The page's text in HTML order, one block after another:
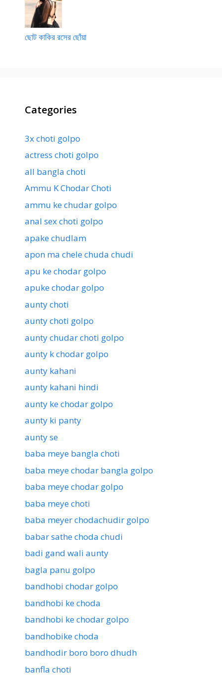
ছোট কাকির রসের ছোঁয়া
Categories
3x choti golpo
actress choti golpo
all bangla choti
Ammu K Chodar Choti
ammu ke chudar golpo
anal sex choti golpo
apake chudlam
apon ma chele chuda chudi
apu ke chodar golpo
apuke chodar golpo
aunty choti
aunty choti golpo
aunty chudar choti golpo
aunty k chodar golpo
aunty kahani
aunty kahani hindi
aunty ke chodar golpo
aunty ki panty
aunty se
baba meye bangla choti
baba meye chodar bangla golpo
baba meye chodar golpo
baba meye choti
baba meyer chodachudir golpo
babar sathe choda chudi
badi gand wali aunty
bagla panu golpo
bandhobi chodar golpo
bandhobi ke choda
bandhobi ke chodar golpo
bandhobike choda
bandhodir boro boro dhudh
banfla choti